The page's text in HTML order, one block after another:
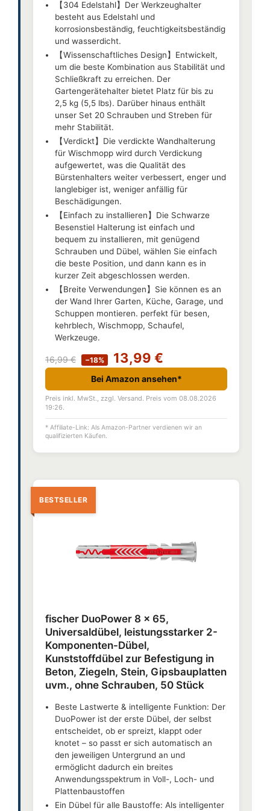
【304 Edelstahl】Der Werkzeughalter
besteht aus Edelstahl und
korrosionsbeständig, feuchtigkeitsbeständig
und wasserdicht.
【Wissenschaftliches Design】Entwickelt,
um die beste Kombination aus Stabilität und
Schließkraft zu erreichen. Der
Gartengerätehalter bietet Platz für bis zu
2,5 kg (5,5 lbs). Darüber hinaus enthält
unser Set 20 Schrauben und Streben für
mehr Stabilität.
【Verdickt】Die verdickte Wandhalterung
für Wischmopp wird durch Verdickung
aufgewertet, was die Qualität des
Bürstenhalters weiter verbessert, enger und
langlebiger ist, weniger anfällig für
Beschädigungen.
【Einfach zu installieren】Die Schwarze
Besenstiel Halterung ist einfach und
bequem zu installieren, mit genügend
Schrauben und Dübel, wählen Sie einfach
die beste Position, und dann kann es in
kurzer Zeit abgeschlossen werden.
【Breite Verwendungen】Sie können es an
der Wand Ihrer Garten, Küche, Garage, und
Schuppen montieren. perfekt für besen,
kehrblech, Wischmopp, Schaufel,
Werkzeuge.
16,99 € −18% 13,99 €
Bei Amazon ansehen*
Preis inkl. MwSt., zzgl. Versand. Preis vom 08.08.2026
19:26.
* Affiliate-Link: Als Amazon-Partner verdienen wir an
qualifizierten Käufen.
BESTSELLER
fischer DuoPower 8 x 65,
Universaldübel, leistungsstarker 2-
Komponenten-Dübel,
Kunststoffdübel zur Befestigung in
Beton, Ziegeln, Stein, Gipsbauplatten
uvm., ohne Schrauben, 50 Stück
Beste Lastwerte & intelligente Funktion: Der
DuoPower ist der erste Dübel, der selbst
entscheidet, ob er spreizt, klappt oder
knotet – so passt er sich automatisch an
den jeweiligen Untergrund an und
ermöglicht dadurch ein breites
Anwendungsspektrum in Voll-, Loch- und
Plattenbaustoffen
Ein Dübel für alle Baustoffe: Als intelligenter